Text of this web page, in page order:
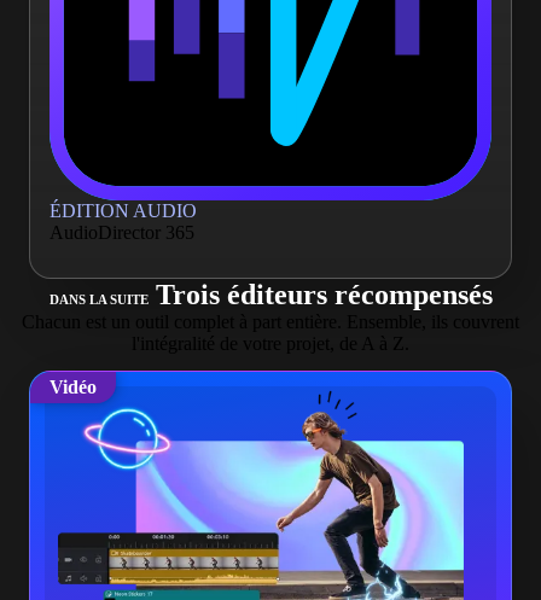
ÉDITION AUDIO
AudioDirector 365
DANS LA SUITETrois éditeurs récompensés
Chacun est un outil complet à part entière. Ensemble, ils couvrent
l'intégralité de votre projet, de A à Z.
Vidéo